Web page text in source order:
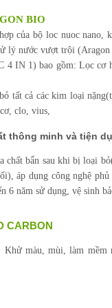
BIO
của bộ loc nuoc nano,
lý nước vượt trội
IN 1) bao gồm: Lọc cơ
tất cả các kim loại
clo, vius,
thông minh và tiện
chất bẩn sau khi bị loại
áp dụng công nghệ
6 năm sử dụng, vệ sinh
CARBON
Khử màu, mùi, làm